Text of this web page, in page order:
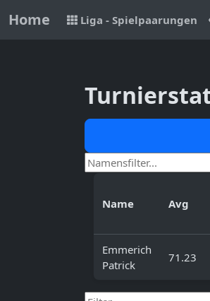
Home Liga - Spielpaarungen
Name Avg
Emmerich
Patrick
71.23